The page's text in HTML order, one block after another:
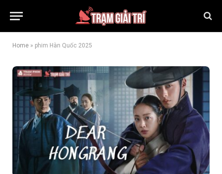
Home » phim Hàn Quốc 2025